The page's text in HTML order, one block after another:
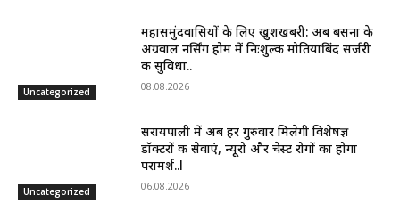
Uncategorized
महासमुंदवासियों के लिए खुशखबरी: अब बसना के
अग्रवाल नर्सिंग होम में निःशुल्क मोतियाबिंद सर्जरी
की सुविधा..
08.08.2026
Uncategorized
सरायपाली में अब हर गुरुवार मिलेगी विशेषज्ञ
डॉक्टरों की सेवाएं, न्यूरो और चेस्ट रोगों का होगा
परामर्श..l
06.08.2026